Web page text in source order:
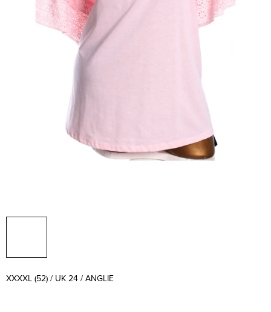
XXXXL (52) / UK 24 / ANGLIE